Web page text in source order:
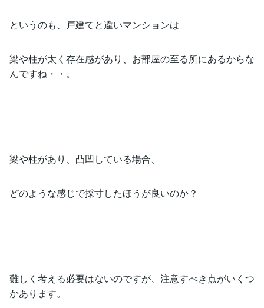
というのも、戸建てと違いマンションは
梁や柱が太く存在感があり、お部屋の至る所にあるからな
んですね・・。
梁や柱があり、凸凹している場合、
どのような感じで採寸したほうが良いのか？
難しく考える必要はないのですが、注意すべき点がいくつ
かあります。